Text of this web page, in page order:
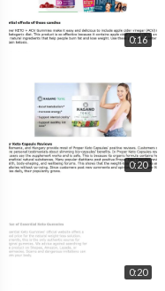
0:16
0:20
0:20